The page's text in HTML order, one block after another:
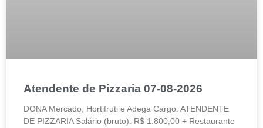
Atendente de Pizzaria 07-08-2026
DONA Mercado, Hortifruti e Adega Cargo: ATENDENTE
DE PIZZARIA Salário (bruto): R$ 1.800,00 + Restaurante